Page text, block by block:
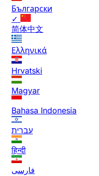
Български
✓
简体中文
Ελληνικά
Hrvatski
Magyar
Bahasa Indonesia
עברית
हिन्दी
فارسی